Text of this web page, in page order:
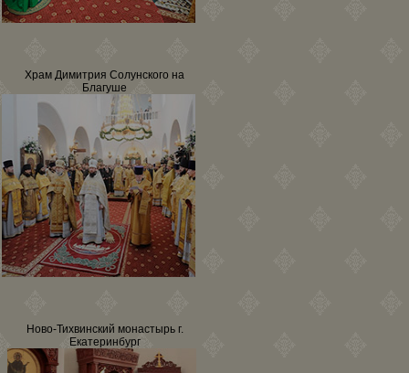
Храм Димитрия Солунского на
Благуше
Ново-Тихвинский монастырь г.
Екатеринбург